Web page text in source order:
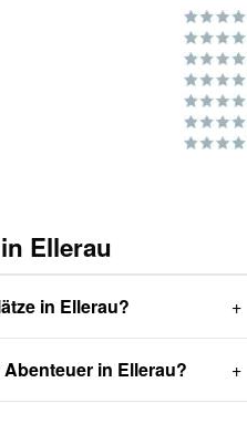
Ellerau
in Ellerau?
in Ellerau?